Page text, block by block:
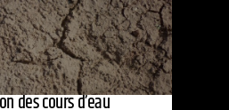
des cours d’eau